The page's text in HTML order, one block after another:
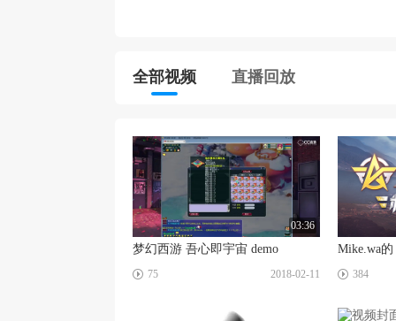
全部视频 直播回放
☑
03:36
梦幻西游 吾心即宇宙 demo
75 2018-02-11
☑
Mike.wa
384